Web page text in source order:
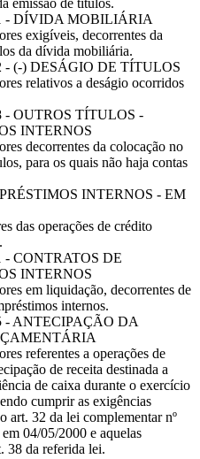
- DÍVIDA MOBILIÁRIA
exigíveis, decorrentes da
da dívida mobiliária.
- (-) DESÁGIO DE TÍTULOS
relativos a deságio ocorridos
- OUTROS TÍTULOS -
INTERNOS
decorrentes da colocação no
para os quais não haja contas
INTERNOS - EM
das operações de crédito
- CONTRATOS DE
INTERNOS
em liquidação, decorrentes de
internos.
- ANTECIPAÇÃO DA
referentes a operações de
de receita destinada a
de caixa durante o exercício
cumprir as exigências
art. 32 da lei complementar nº
04/05/2000 e aquelas
38 da referida lei.